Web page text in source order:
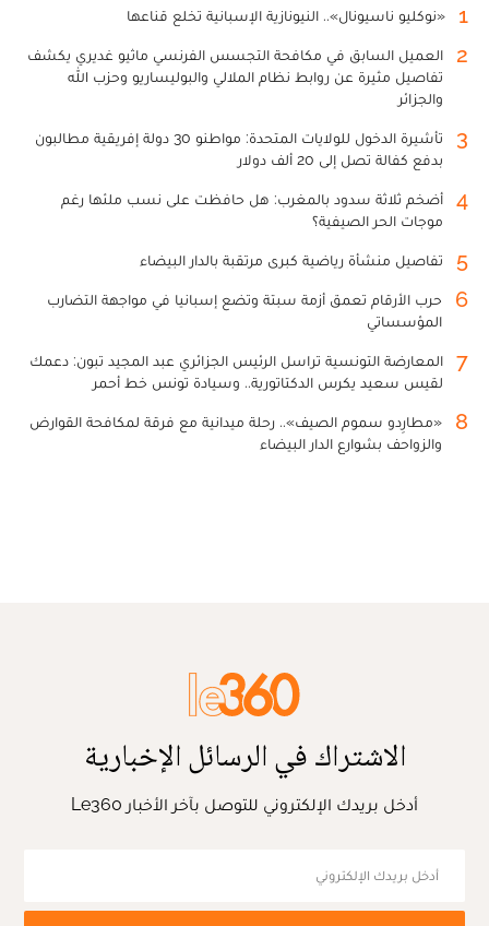
1 «نوكليو ناسيونال».. النيونازية الإسبانية تخلع قناعها
2
العميل السابق في مكافحة التجسس الفرنسي ماثيو غديري يكشف
تفاصيل مثيرة عن روابط نظام الملالي والبوليساريو وحزب الله
والجزائر
3
تأشيرة الدخول للولايات المتحدة: مواطنو 30 دولة إفريقية مطالبون
بدفع كفالة تصل إلى 20 ألف دولار
4
أضخم ثلاثة سدود بالمغرب: هل حافظت على نسب ملئها رغم
موجات الحر الصيفية؟
5 تفاصيل منشأة رياضية كبرى مرتقبة بالدار البيضاء
6
حرب الأرقام تعمق أزمة سبتة وتضع إسبانيا في مواجهة التضارب
المؤسساتي
7
المعارضة التونسية تراسل الرئيس الجزائري عبد المجيد تبون: دعمك
لقيس سعيد يكرس الدكتاتورية.. وسيادة تونس خط أحمر
8
«مطارِدو سموم الصيف».. رحلة ميدانية مع فرقة لمكافحة القوارض
والزواحف بشوارع الدار البيضاء
الاشتراك في الرسائل الإخبارية
أدخل بريدك الإلكتروني للتوصل بآخر الأخبار Le360